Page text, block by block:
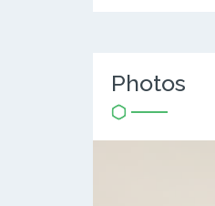
Photos